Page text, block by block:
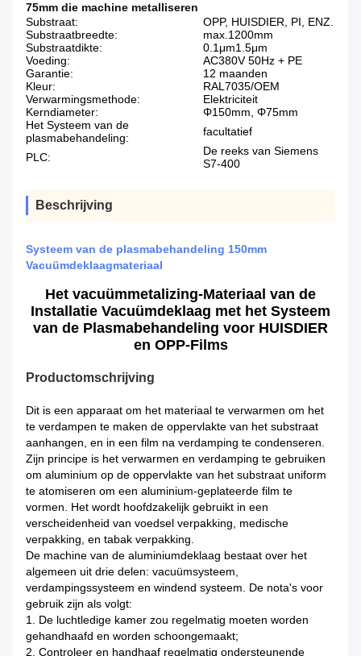
75mm die machine metalliseren
Substraat:
OPP, HUISDIER, PI, ENZ.
Substraatbreedte:
max.1200mm
Substraatdikte:
0.1μm1.5μm
Voeding:
AC380V 50Hz + PE
Garantie:
12 maanden
Kleur:
RAL7035/OEM
Verwarmingsmethode:
Elektriciteit
Kerndiameter:
Φ150mm, Φ75mm
Het Systeem van de
plasmabehandeling:
facultatief
PLC:
De reeks van Siemens
S7-400
Beschrijving
Systeem van de plasmabehandeling 150mm
Vacuümdeklaagmateriaal
Het vacuümmetalizing-Materiaal van de
Installatie Vacuümdeklaag met het Systeem
van de Plasmabehandeling voor HUISDIER
en OPP-Films
Productomschrijving
Dit is een apparaat om het materiaal te verwarmen om het
te verdampen te maken de oppervlakte van het substraat
aanhangen, en in een film na verdamping te condenseren.
Zijn principe is het verwarmen en verdamping te gebruiken
om aluminium op de oppervlakte van het substraat uniform
te atomiseren om een aluminium-geplateerde film te
vormen. Het wordt hoofdzakelijk gebruikt in een
verscheidenheid van voedsel verpakking, medische
verpakking, en tabak verpakking.
De machine van de aluminiumdeklaag bestaat over het
algemeen uit drie delen: vacuümsysteem,
verdampingssysteem en windend systeem. De nota's voor
gebruik zijn als volgt:
1. De luchtledige kamer zou regelmatig moeten worden
gehandhaafd en worden schoongemaakt;
2. Controleer en handhaaf regelmatig ondersteunende